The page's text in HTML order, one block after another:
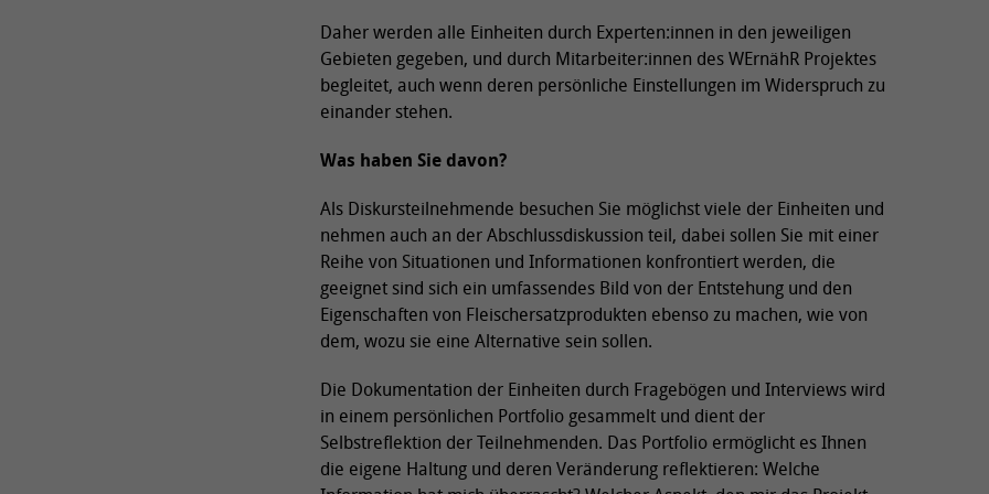
Daher werden alle Einheiten durch Experten:innen in den jeweiligen
Gebieten gegeben, und durch Mitarbeiter:innen des WErnähR Projektes
begleitet, auch wenn deren persönliche Einstellungen im Widerspruch zu
einander stehen.
Was haben Sie davon?
Als Diskursteilnehmende besuchen Sie möglichst viele der Einheiten und
nehmen auch an der Abschlussdiskussion teil, dabei sollen Sie mit einer
Reihe von Situationen und Informationen konfrontiert werden, die
geeignet sind sich ein umfassendes Bild von der Entstehung und den
Eigenschaften von Fleischersatzprodukten ebenso zu machen, wie von
dem, wozu sie eine Alternative sein sollen.
Die Dokumentation der Einheiten durch Fragebögen und Interviews wird
in einem persönlichen Portfolio gesammelt und dient der
Selbstreflektion der Teilnehmenden. Das Portfolio ermöglicht es Ihnen
die eigene Haltung und deren Veränderung reflektieren: Welche